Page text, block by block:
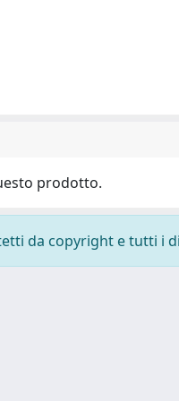
prodotto.
da copyright e tutti i